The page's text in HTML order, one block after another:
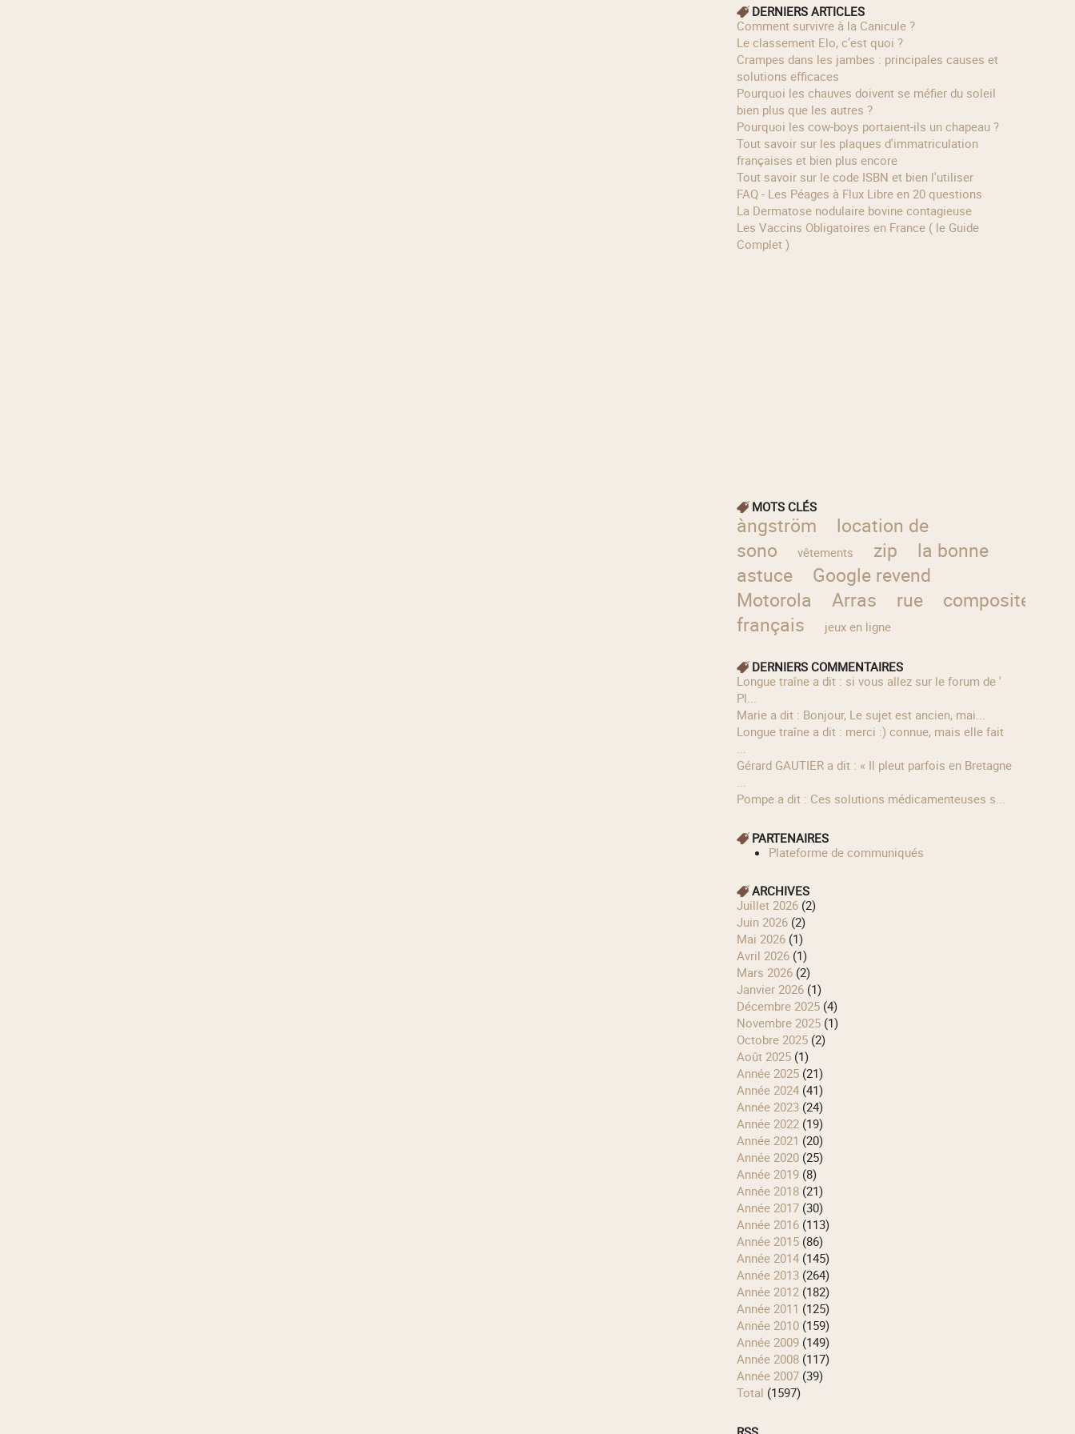
DERNIERS ARTICLES
Comment survivre à la Canicule ?
Le classement Elo, c’est quoi ?
Crampes dans les jambes : principales causes et
solutions efficaces
Pourquoi les chauves doivent se méfier du soleil
bien plus que les autres ?
Pourquoi les cow‑boys portaient‑ils un chapeau ?
Tout savoir sur les plaques d'immatriculation
françaises et bien plus encore
Tout savoir sur le code ISBN et bien l'utiliser
FAQ - Les Péages à Flux Libre en 20 questions
La Dermatose nodulaire bovine contagieuse
Les Vaccins Obligatoires en France ( le Guide
Complet )
MOTS CLÉS
àngström
location de
sono
vêtements zip
la bonne
astuce
Google revend
Motorola
Arras rue
compositeur
français
jeux en ligne
DERNIERS COMMENTAIRES
longue traîne a dit : si vous allez sur le forum de '
Pl...
Marie a dit : Bonjour, Le sujet est ancien, mai...
longue traîne a dit : merci :) connue, mais elle fait
...
Gérard GAUTIER a dit : « Il pleut parfois en Bretagne
...
Pompe a dit : Ces solutions médicamenteuses s...
PARTENAIRES
Plateforme de communiqués
ARCHIVES
juillet 2026(2)
juin 2026(2)
mai 2026(1)
avril 2026(1)
mars 2026(2)
janvier 2026(1)
décembre 2025(4)
novembre 2025(1)
octobre 2025(2)
août 2025(1)
année 2025(21)
année 2024(41)
année 2023(24)
année 2022(19)
année 2021 (20)
année 2020(25)
année 2019(8)
année 2018(21)
année 2017(30)
année 2016(113)
année 2015(86)
année 2014(145)
année 2013(264)
année 2012(182)
année 2011 (125)
année 2010(159)
année 2009(149)
année 2008(117)
année 2007(39)
total (1597)